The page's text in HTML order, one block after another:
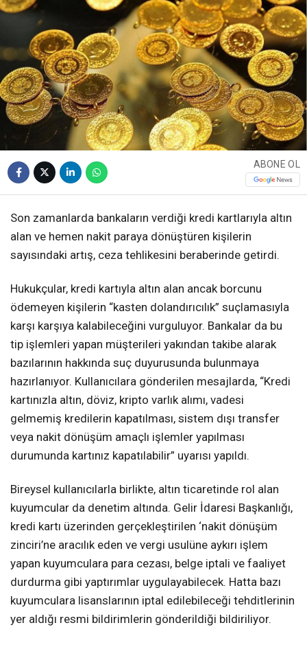
ABONE OL
Son zamanlarda bankaların verdiği kredi kartlarıyla altın
alan ve hemen nakit paraya dönüştüren kişilerin
sayısındaki artış, ceza tehlikesini beraberinde getirdi.
Hukukçular, kredi kartıyla altın alan ancak borcunu
ödemeyen kişilerin “kasten dolandırıcılık” suçlamasıyla
karşı karşıya kalabileceğini vurguluyor. Bankalar da bu
tip işlemleri yapan müşterileri yakından takibe alarak
bazılarının hakkında suç duyurusunda bulunmaya
hazırlanıyor. Kullanıcılara gönderilen mesajlarda, “Kredi
kartınızla altın, döviz, kripto varlık alımı, vadesi
gelmemiş kredilerin kapatılması, sistem dışı transfer
veya nakit dönüşüm amaçlı işlemler yapılması
durumunda kartınız kapatılabilir” uyarısı yapıldı.
Bireysel kullanıcılarla birlikte, altın ticaretinde rol alan
kuyumcular da denetim altında. Gelir İdaresi Başkanlığı,
kredi kartı üzerinden gerçekleştirilen ‘nakit dönüşüm
zinciri’ne aracılık eden ve vergi usulüne aykırı işlem
yapan kuyumculara para cezası, belge iptali ve faaliyet
durdurma gibi yaptırımlar uygulayabilecek. Hatta bazı
kuyumculara lisanslarının iptal edilebileceği tehditlerinin
yer aldığı resmi bildirimlerin gönderildiği bildiriliyor.